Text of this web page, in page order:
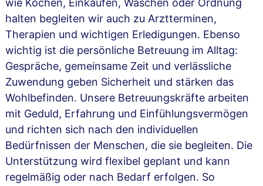
wie Kochen, Einkaufen, Waschen oder Ordnung
halten begleiten wir auch zu Arztterminen,
Therapien und wichtigen Erledigungen. Ebenso
wichtig ist die persönliche Betreuung im Alltag:
Gespräche, gemeinsame Zeit und verlässliche
Zuwendung geben Sicherheit und stärken das
Wohlbefinden. Unsere Betreuungskräfte arbeiten
mit Geduld, Erfahrung und Einfühlungsvermögen
und richten sich nach den individuellen
Bedürfnissen der Menschen, die sie begleiten. Die
Unterstützung wird flexibel geplant und kann
regelmäßig oder nach Bedarf erfolgen. So